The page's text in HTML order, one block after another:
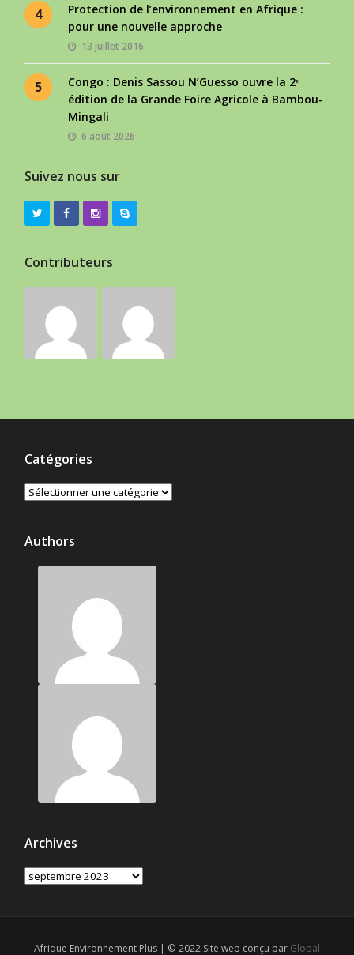
4
Protection de l’environnement en Afrique :
pour une nouvelle approche
13 juillet 2016
5
Congo : Denis Sassou N’Guesso ouvre la 2ᵉ
édition de la Grande Foire Agricole à Bambou-
Mingali
6 août 2026
Suivez nous sur
Contributeurs
Catégories
Catégories
Authors
Archives
Archives
Afrique Environnement Plus | © 2022 Site web conçu par Global